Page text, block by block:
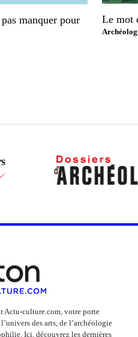
manquer pour
Le mot
Actu-culture.com, votre porte
l’univers des arts, de l’archéologie
Ici, découvrez les dernières